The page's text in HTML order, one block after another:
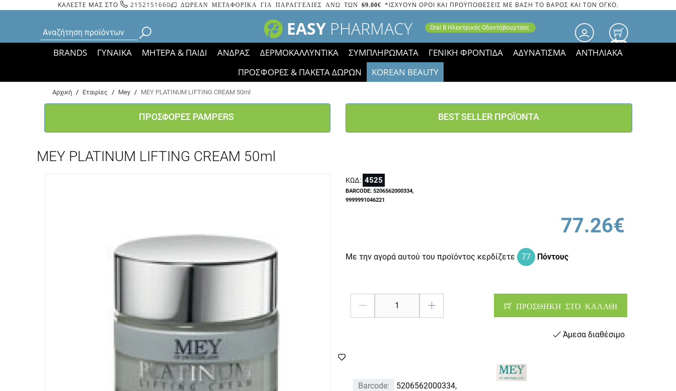
ΚΑΛΕΣΤΕ ΜΑΣ ΣΤΟ 2152151660 ΔΩΡΕΑΝ ΜΕΤΑΦΟΡΙΚΑ ΓΙΑ ΠΑΡΑΓΓΕΛΙΕΣ ΑΝΩ ΤΩΝ 69.00€ *ΙΣΧΥΟΥΝ ΟΡΟΙ ΚΑΙ ΠΡΟΫΠΟΘΕΣΕΙΣ ΜΕ ΒΑΣΗ ΤΟ ΒΑΡΟΣ ΚΑΙ ΤΟΝ ΟΓΚΟ.
EASY PHARMACY Oral B Ηλεκτρικές Οδοντόβουρτσες
0.00
BRANDS ΓΥΝΑΙΚΑ ΜΗΤΕΡΑ & ΠΑΙΔΙ ΑΝΔΡΑΣ ΔΕΡΜΟΚΑΛΛΥΝΤΙΚΑ ΣΥΜΠΛΗΡΩΜΑΤΑ ΓΕΝΙΚΗ ΦΡΟΝΤΙΔΑ ΑΔΥΝΑΤΙΣΜΑ
ΑΝΤΗΛΙΑΚΑ
ΠΡΟΣΦΟΡΕΣ & ΠΑΚΕΤΑ ΔΩΡΩΝ
KOREAN BEAUTY
Bάσει ΦΕΚ 35935/2023 τα εικονίδια των εκπτώσεων έφυγαν, οι χαμηλές μας τιμές ΠΑΡΑΜΕΝΟΥΝ!
Αρχική / Εταιρίες / Mey / MEY PLATINUM LIFTING CREAM 50ml
ΠΡΟΣΦΟΡΕΣ PAMPERS BEST SELLER ΠΡΟΪΟΝΤΑ
MEY PLATINUM LIFTING CREAM 50ml
ΚΩΔ: 4525
BARCODE: 5206562000334,
9999991046221
77.26€
Με την αγορά αυτού του προϊόντος κερδίζετε 77 Πόντους
ΠΡΟΣΘΗΚΗ ΣΤΟ ΚΑΛΑΘΙ
Άμεσα διαθέσιμο
Barcode:
5206562000334,